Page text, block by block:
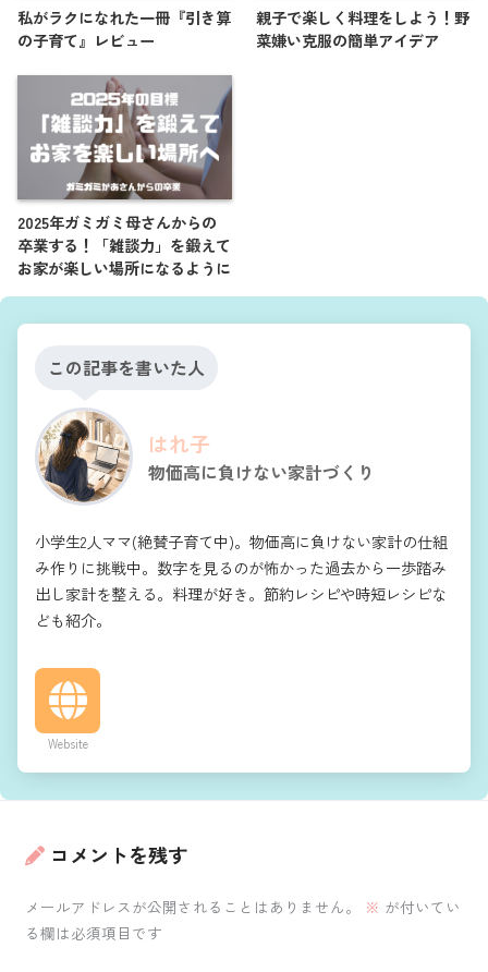
私がラクになれた一冊『引き算
の子育て』レビュー
親子で楽しく料理をしよう！野
菜嫌い克服の簡単アイデア
2025年ガミガミ母さんからの
卒業する！「雑談力」を鍛えて
お家が楽しい場所になるように
この記事を書いた人
はれ子
物価高に負けない家計づくり
小学生2人ママ(絶賛子育て中)。物価高に負けない家計の仕組
み作りに挑戦中。数字を見るのが怖かった過去から一歩踏み
出し家計を整える。料理が好き。節約レシピや時短レシピな
ども紹介。
Website
コメントを残す
メールアドレスが公開されることはありません。 ※ が付いてい
る欄は必須項目です